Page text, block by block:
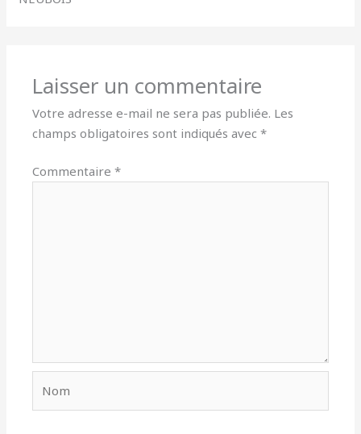
Laisser un commentaire
Votre adresse e-mail ne sera pas publiée. Les
champs obligatoires sont indiqués avec*
Commentaire*